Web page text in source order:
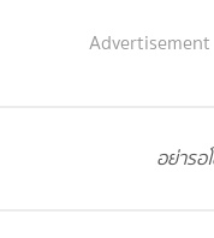
Advertisement
อย่ารอ